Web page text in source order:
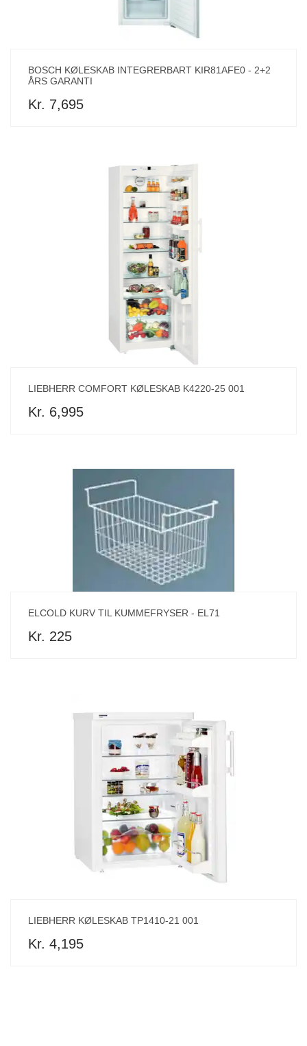
BOSCH KØLESKAB INTEGRERBART KIR81AFE0 - 2+2
ÅRS GARANTI
Kr. 7,695
LIEBHERR COMFORT KØLESKAB K4220-25 001
Kr. 6,995
ELCOLD KURV TIL KUMMEFRYSER - EL71
Kr. 225
LIEBHERR KØLESKAB TP1410-21 001
Kr. 4,195